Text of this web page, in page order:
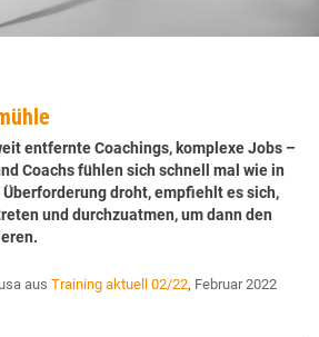
entfernte Coachings, komplexe Jobs –
Coachs fühlen sich schnell mal wie in
droht, empfiehlt es sich,
und durchzuatmen, um dann den
aus Training aktuell 02/22, Februar 2022